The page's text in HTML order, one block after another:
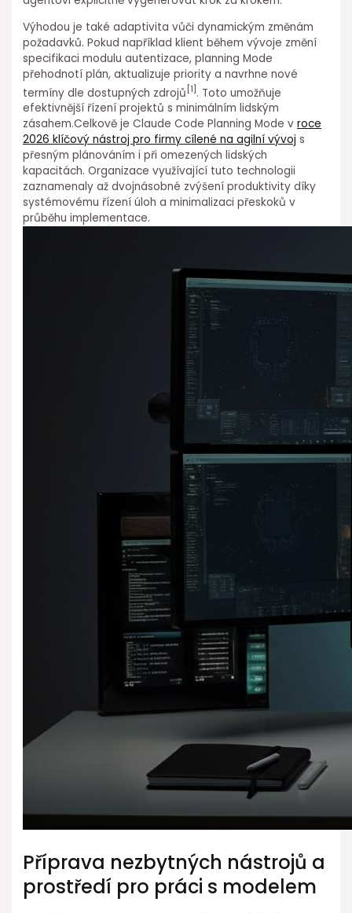
Výhodou je také adaptivita vůči dynamickým změnám
požadavků. Pokud například klient během vývoje změní
specifikaci modulu autentizace, planning Mode
⁤přehodnotí plán, aktualizuje priority a navrhne nové
termíny dle ⁤dostupných zdrojů[1]. Toto⁣ umožňuje
efektivnější řízení projektů s minimálním lidským
zásahem.Celkově⁤ je Claude Code ⁣Planning Mode v ⁣roce
2026 klíčový nástroj pro firmy cílené na agilní vývoj s
přesným plánováním i při omezených lidských
kapacitách. ⁤Organizace využívající tuto technologii
zaznamenaly až dvojnásobné zvýšení produktivity díky
systémovému řízení úloh a minimalizaci přeskoků v
průběhu implementace.
Příprava nezbytných nástrojů a
prostředí pro práci s modelem